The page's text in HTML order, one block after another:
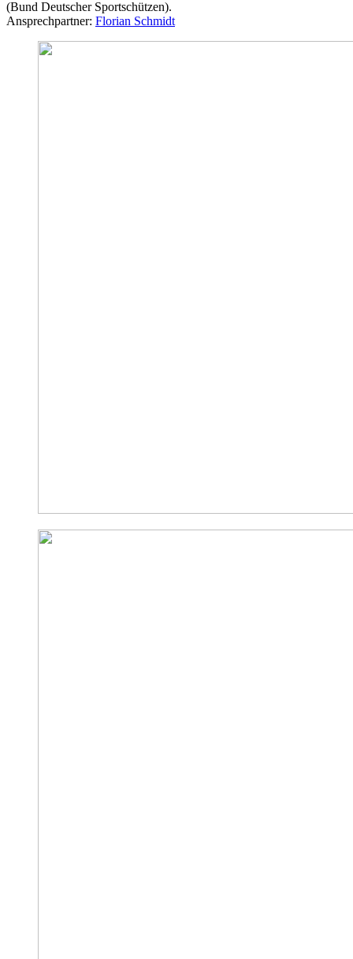
(Bund Deutscher Sportschützen).
Ansprechpartner: Florian Schmidt